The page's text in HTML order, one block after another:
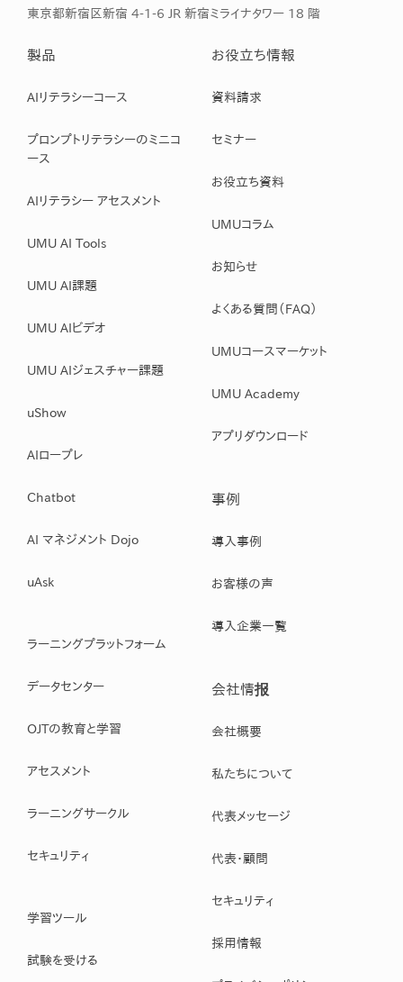
東京都新宿区新宿 4-1-6 JR 新宿ミライナタワー 18 階
製品
AIリテラシーコース
プロンプトリテラシーのミニコ
ース
AIリテラシー アセスメント
UMU AI Tools
UMU AI課題
UMU AIビデオ
UMU AIジェスチャー課題
uShow
AIロープレ
Chatbot
AI マネジメント Dojo
uAsk
ラーニングプラットフォーム
データセンター
OJTの教育と学習
アセスメント
ラーニングサークル
セキュリティ
学習ツール
試験を受ける
お役立ち情報
資料請求
セミナー
お役立ち資料
UMUコラム
お知らせ
よくある質問（FAQ）
UMUコースマーケット
UMU Academy
アプリダウンロード
事例
導入事例
お客様の声
導入企業一覧
会社情报
会社概要
私たちについて
代表メッセージ
代表・顧問
セキュリティ
採用情報